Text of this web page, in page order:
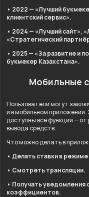
• 2022 — «Лучший
клиентский сервис».
• 2024 — «Лучший сайт»,
«Стратегический
• 2025 — «За развитие и
букмекер Казахстана».
Мобильные
Пользователи могут
и в мобильном
доступны все функции —
вывода средств.
Что можно делать в
• Делать ставки в
• Смотреть трансляции.
• Получать уведомления
коэффициентов.